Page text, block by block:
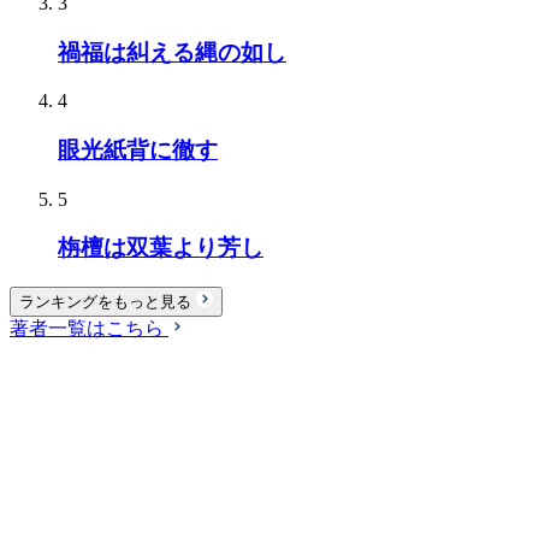
禍福は糾える縄の如し
4
眼光紙背に徹す
5
栴檀は双葉より芳し
ランキングをもっと見る
著者一覧はこちら